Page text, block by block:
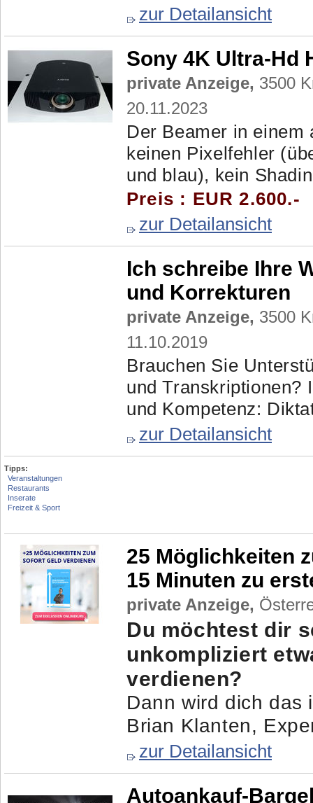
zur Detailansicht
Sony 4K Ultra-Hd
private Anzeige, 3500
20.11.2023
Der Beamer in einem
keinen Pixelfehler
und blau), kein
Preis : EUR 2.600.-
zur Detailansicht
Ich schreibe Ihre
und Korrekturen
private Anzeige, 3500
11.10.2019
Brauchen Sie
und Transkriptionen?
und Kompetenz:
zur Detailansicht
Tipps:
Veranstaltungen
Restaurants
Inserate
Freizeit & Sport
25 Möglichkeiten
15 Minuten zu
private Anzeige,
Du möchtest dir
unkompliziert
verdienen?
Dann wird dich das
Brian Klanten,
zur Detailansicht
Autoankauf-